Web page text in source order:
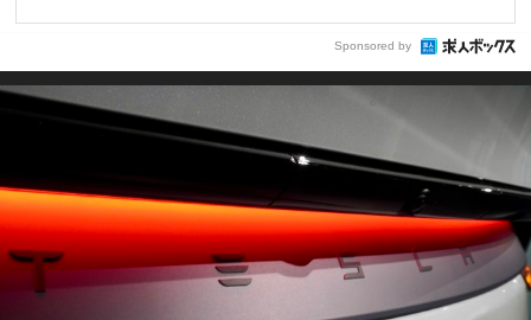
Sponsored by